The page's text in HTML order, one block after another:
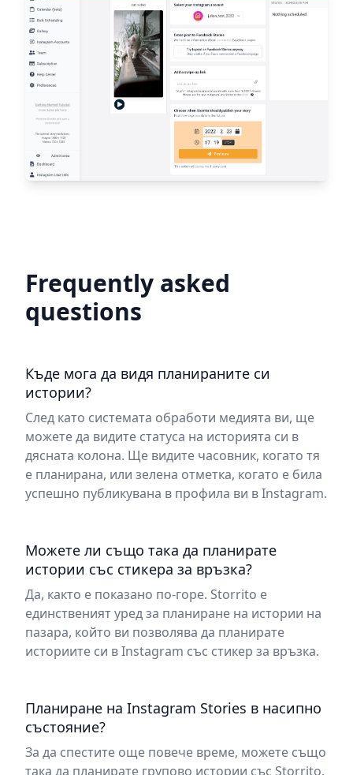
Frequently asked
questions
Къде мога да видя планираните си
истории?
След като системата обработи медията ви, ще
можете да видите статуса на историята си в
дясната колона. Ще видите часовник, когато тя
е планирана, или зелена отметка, когато е била
успешно публикувана в профила ви в Instagram.
Можете ли също така да планирате
истории със стикера за връзка?
Да, както е показано по-горе. Storrito е
единственият уред за планиране на истории на
пазара, който ви позволява да планирате
историите си в Instagram със стикер за връзка.
Планиране на Instagram Stories в насипно
състояние?
За да спестите още повече време, можете също
така да планирате групово истории със Storrito.